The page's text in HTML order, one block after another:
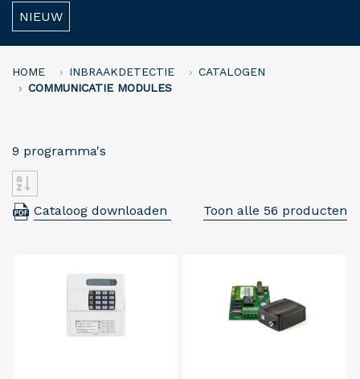
NIEUW
HOME INBRAAKDETECTIE
CATALOGEN
COMMUNICATIE MODULES
9 programma's
Cataloog downloaden Toon alle 56 producten